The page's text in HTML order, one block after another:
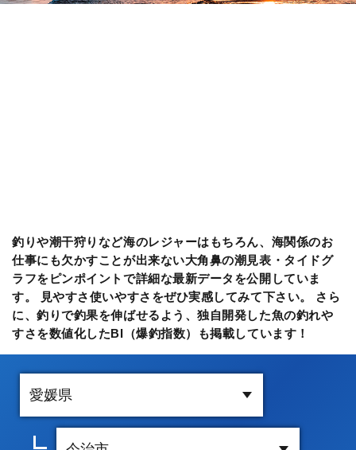
釣りや潮干狩りなど海のレジャーはもちろん、海関係のお
仕事にも欠かすことが出来ない大角鼻の潮見表・タイドグ
ラフをピンポイントで詳細な最新データを公開していま
す。 見やすさ使いやすさをぜひ実感してみて下さい。 さら
に、釣りで釣果を伸ばせるよう、独自開発した魚の釣れや
すさを数値化したBI（爆釣指数）も掲載しています！